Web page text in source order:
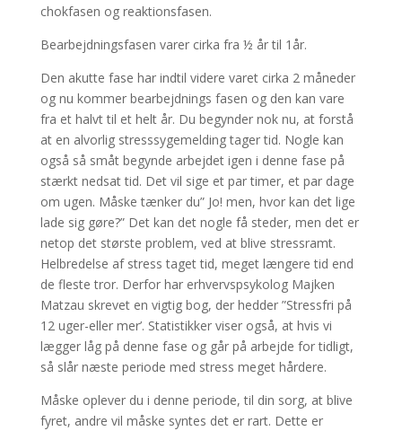
chokfasen og reaktionsfasen.
Bearbejdningsfasen varer cirka fra ½ år til 1år.
Den akutte fase har indtil videre varet cirka 2 måneder
og nu kommer bearbejdnings fasen og den kan vare
fra et halvt til et helt år. Du begynder nok nu, at forstå
at en alvorlig stresssygemelding tager tid. Nogle kan
også så småt begynde arbejdet igen i denne fase på
stærkt nedsat tid. Det vil sige et par timer, et par dage
om ugen. Måske tænker du” Jo! men, hvor kan det lige
lade sig gøre?” Det kan det nogle få steder, men det er
netop det største problem, ved at blive stressramt.
Helbredelse af stress taget tid, meget længere tid end
de fleste tror. Derfor har erhvervspsykolog Majken
Matzau skrevet en vigtig bog, der hedder ”Stressfri på
12 uger-eller mer’. Statistikker viser også, at hvis vi
lægger låg på denne fase og går på arbejde for tidligt,
så slår næste periode med stress meget hårdere.
Måske oplever du i denne periode, til din sorg, at blive
fyret, andre vil måske syntes det er rart. Dette er